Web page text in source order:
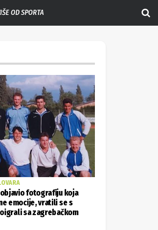
OD SPORTA
fotografiju koja
emocije, vratili se s
sa zagrebačkom